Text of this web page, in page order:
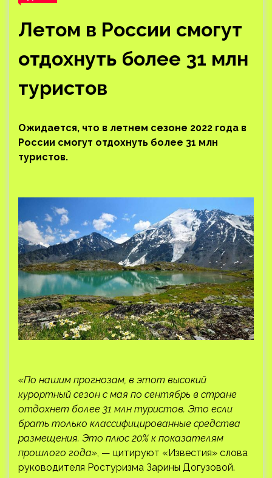
Летом в России смогут
отдохнуть более 31 млн
туристов
Ожидается, что в летнем сезоне 2022 года в
России смогут отдохнуть более 31 млн
туристов.
«По нашим прогнозам, в этот высокий
курортный сезон с мая по сентябрь в стране
отдохнет более 31 млн туристов. Это если
брать только классифицированные средства
размещения. Это плюс 20% к показателям
прошлого года», — цитируют «Известия» слова
руководителя Ростуризма Зарины Догузовой.